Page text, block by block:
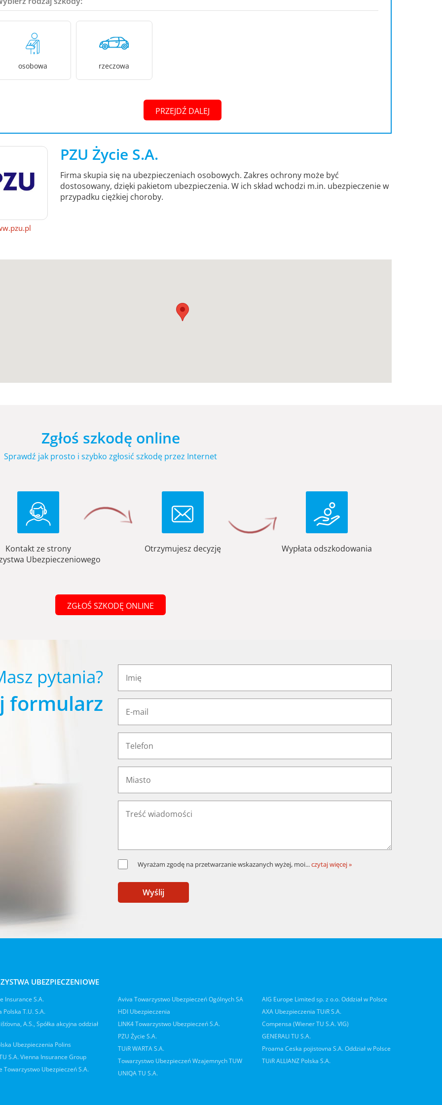
osobowa rzeczowa
PRZEJDŹ DALEJ
PZU Życie S.A.
Firma skupia się na ubezpieczeniach osobowych. Zakres ochrony może być
dostosowany, dzięki pakietom ubezpieczenia. W ich skład wchodzi m.in. ubezpieczenie w
przypadku ciężkiej choroby.
Zgłoś szkodę online
Sprawdź jak prosto i szybko zgłosić szkodę przez Internet
Kontakt ze strony
Ubezpieczeniowego
Otrzymujesz decyzję Wypłata odszkodowania
ZGŁOŚ SZKODĘ ONLINE
pytania?
formularz
Wyrażam zgodę na przetwarzanie wskazanych wyżej, moi...czytaj więcej »
Wyślij
UBEZPIECZENIOWE
Insurance S.A.
Polska T.U. S.A.
A.S., Spółka akcyjna oddział
Ubezpieczenia Polins
S.A. Vienna Insurance Group
Towarzystwo Ubezpieczeń S.A.
Aviva Towarzystwo Ubezpieczeń Ogólnych SA
HDI Ubezpieczenia
LINK4 Towarzystwo Ubezpieczeń S.A.
PZU Życie S.A.
TUiR WARTA S.A.
Towarzystwo Ubezpieczeń Wzajemnych TUW
UNIQA TU S.A.
AIG Europe Limited sp. z o.o. Oddział w Polsce
AXA Ubezpieczenia TUiR S.A.
Compensa (Wiener TU S.A. VIG)
GENERALI TU S.A.
Proama Ceska pojistovna S.A. Oddział w Polsce
TUiR ALLIANZ Polska S.A.